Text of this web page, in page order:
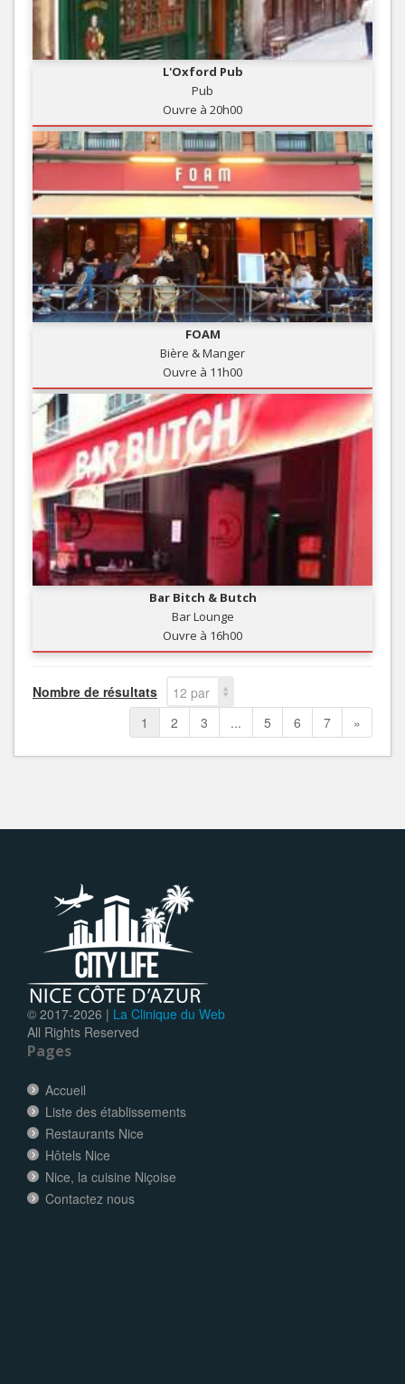
L'Oxford Pub
Pub
Ouvre à 20h00
FOAM
Bière & Manger
Ouvre à 11h00
Bar Bitch & Butch
Bar Lounge
Ouvre à 16h00
Nombre de résultats
12 par
page
1 2 3 ... 5 6 7 »
© 2017-2026 | La Clinique du Web
All Rights Reserved
Pages
Accueil
Liste des établissements
Restaurants Nice
Hôtels Nice
Nice, la cuisine Niçoise
Contactez nous